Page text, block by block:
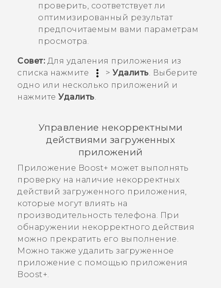
проверить, соответствует ли
оптимизированный результат
предпочитаемым вами параметрам
просмотра.
Совет:Для удаления приложения из
списка нажмите
> Удалить . Выберите
одно или несколько приложений и
нажмите Удалить.
Управление некорректными
действиями загруженных
приложений
Приложение Boost+ может выполнять
проверку на наличие некорректных
действий загруженного приложения,
которые могут влиять на
производительность телефона. При
обнаружении некорректного действия
можно прекратить его выполнение.
Можно также удалить загруженное
приложение с помощью приложения
Boost+.